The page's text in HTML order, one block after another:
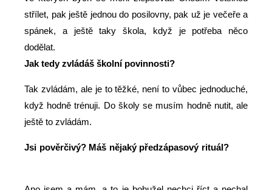
střílet, pak ještě jednou do posilovny, pak už je večeře a
spánek, a ještě taky škola, když je potřeba něco
dodělat.
Jak tedy zvládáš školní povinnosti?
Tak zvládám, ale je to těžké, není to vůbec jednoduché,
když hodně trénuji. Do školy se musím hodně nutit, ale
ještě to zvládám.
Jsi pověrčivý? Máš nějaký předzápasový rituál?